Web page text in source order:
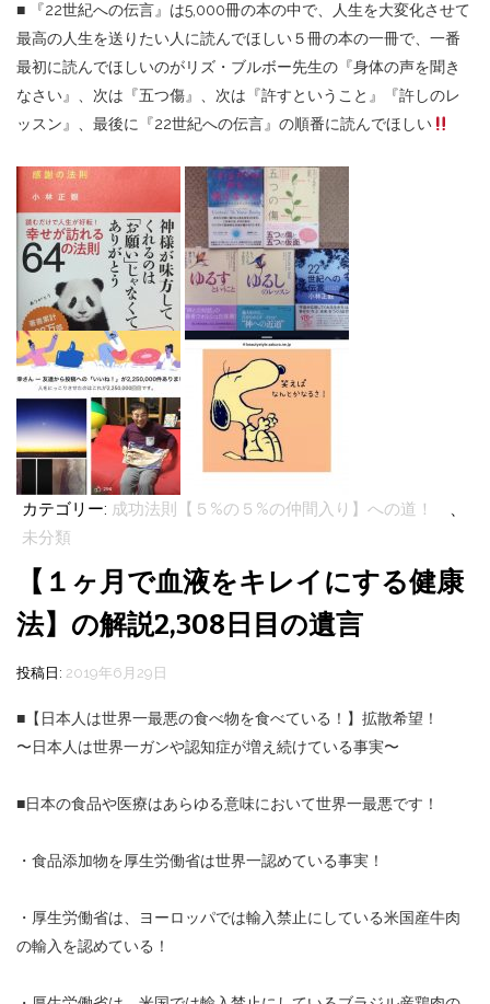
■ 『22世紀への伝言』は5,000冊の本の中で、人生を大変化させて
最高の人生を送りたい人に読んでほしい５冊の本の一冊で、一番
最初に読んでほしいのがリズ・ブルボー先生の『身体の声を聞き
なさい』、次は『五つ傷』、次は『許すということ』『許しのレ
ッスン』、最後に『22世紀への伝言』の順番に読んでほしい
カテゴリー: 成功法則【５%の５%の仲間入り】への道！
、
未分類
【１ヶ月で血液をキレイにする健康
法】の解説2,308日目の遺言
投稿日: 2019年6月29日
■【日本人は世界一最悪の食べ物を食べている！】拡散希望！
〜日本人は世界一ガンや認知症が増え続けている事実〜
■日本の食品や医療はあらゆる意味において世界一最悪です！
・食品添加物を厚生労働省は世界一認めている事実！
・厚生労働省は、ヨーロッパでは輸入禁止にしている米国産牛肉
の輸入を認めている！